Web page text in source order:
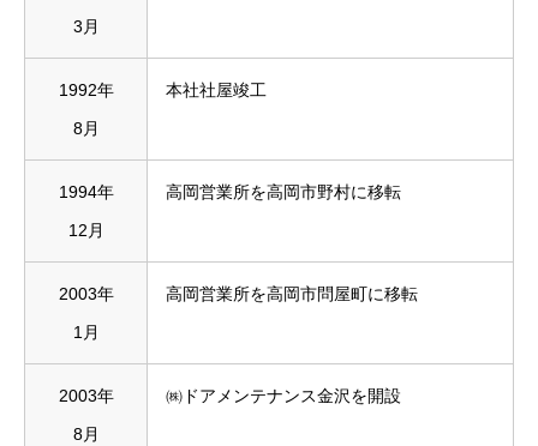
3月
1992年
8月
本社社屋竣工
1994年
12月
高岡営業所を高岡市野村に移転
2003年
1月
高岡営業所を高岡市問屋町に移転
2003年
8月
㈱ドアメンテナンス金沢を開設